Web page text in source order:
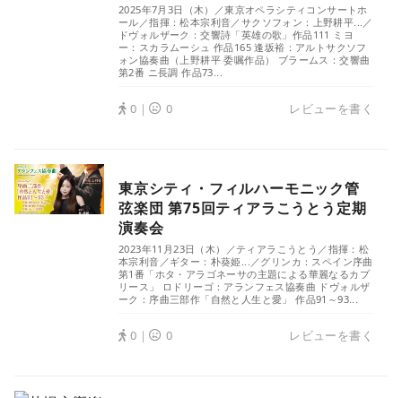
2025年7月3日（木）／東京オペラシティコンサートホ
ール／指揮：松本宗利音／サクソフォン：上野耕平...／
ドヴォルザーク：交響詩「英雄の歌」作品111 ミヨ
ー：スカラムーシュ 作品165 逢坂裕：アルトサクソフ
ォン協奏曲（上野耕平 委嘱作品） ブラームス：交響曲
第2番 ニ長調 作品73...
0｜ 0 レビューを書く
東京シティ・フィルハーモニック管
弦楽団 第75回ティアラこうとう定期
演奏会
2023年11月23日（木）／ティアラこうとう／指揮：松
本宗利音／ギター：朴葵姫...／グリンカ：スペイン序曲
第1番「ホタ・アラゴネーサの主題による華麗なるカプ
リース」 ロドリーゴ：アランフェス協奏曲 ドヴォルザ
ーク：序曲三部作「自然と人生と愛」 作品91～93...
0｜ 0 レビューを書く